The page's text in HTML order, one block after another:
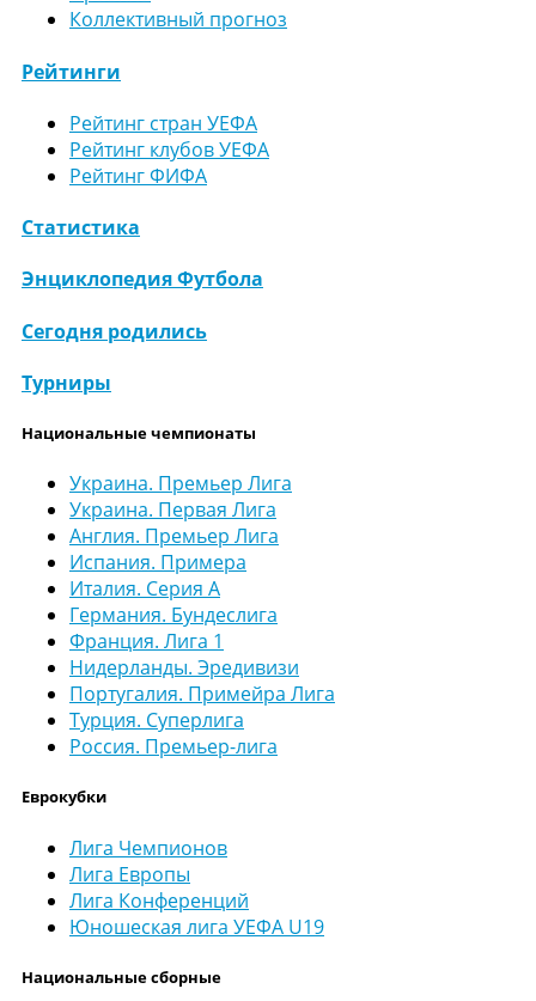
Коллективный прогноз
Рейтинги
Рейтинг стран УЕФА
Рейтинг клубов УЕФА
Рейтинг ФИФА
Статистика
Энциклопедия Футбола
Сегодня родились
Турниры
Национальные чемпионаты
Украина. Премьер Лига
Украина. Первая Лига
Англия. Премьер Лига
Испания. Примера
Италия. Серия А
Германия. Бундеслига
Франция. Лига 1
Нидерланды. Эредивизи
Португалия. Примейра Лига
Турция. Суперлига
Россия. Премьер-лига
Еврокубки
Лига Чемпионов
Лига Европы
Лига Конференций
Юношеская лига УЕФА U19
Национальные сборные